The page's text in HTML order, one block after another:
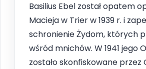
Basilius Ebel został opatem
Macieja w Trier w 1939 r. i
schronienie Żydom, których
wśród mnichów. W 1941 jego
zostało skonfiskowane przez